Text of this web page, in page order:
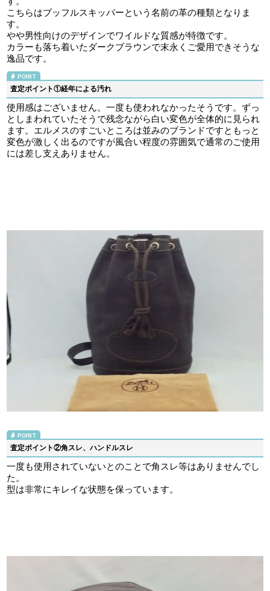
こちらはブッフルスキッパーという名前の革の種類となりま
す。
やや男性向けのデザインでワイルドな質感が特徴です。
カラーも落ち着いたダークブラウンで末永くご愛用できそうな
逸品です。
査定ポイント①経年による汚れ
使用感はございません。一度も使われなかったそうです。ずっ
としまわれていたそうで残念ながら白い変色が全体的に見られ
ます。エルメスのすごいところは並みのブランドですともっと
変色が激しく出るのですが風合い程度の雰囲気で通常のご使用
には差し支えありません。
査定ポイント②角スレ、ハンドルスレ
一度も使用されていないとのことで角スレ等はありませんでし
た。
型は非常にキレイな状態を保っています。